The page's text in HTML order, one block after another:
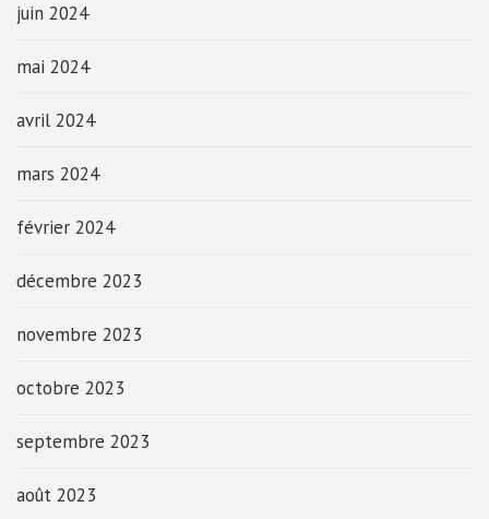
juin 2024
mai 2024
avril 2024
mars 2024
février 2024
décembre 2023
novembre 2023
octobre 2023
septembre 2023
août 2023